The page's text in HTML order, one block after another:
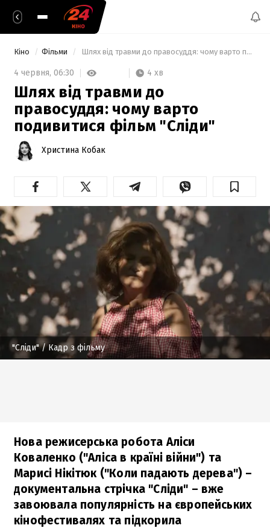
Кіно Фільми Шлях від травми до правосуддя: чому варто подивитися фільм "Сліди"
4 червня, 06:30 4 хв
Шлях від травми до
правосуддя: чому варто
подивитися фільм "Сліди"
Христина Кобак
"Сліди"/ Кадр з фільму
Нова режисерська робота Аліси
Коваленко ("Аліса в країні війни") та
Марисі Нікітюк ("Коли падають дерева") –
документальна стрічка "Сліди" – вже
завоювала популярність на європейських
кінофестивалях та підкорила